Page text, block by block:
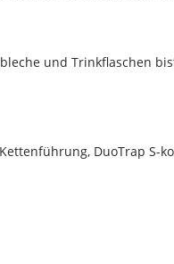
und Trinkflaschen
DuoTrap S-